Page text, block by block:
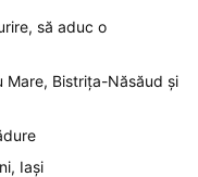
să aduc o
Mare, Bistrița-Năsăud și
Iași